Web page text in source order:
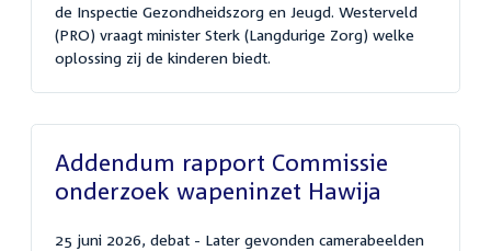
de Inspectie Gezondheidszorg en Jeugd. Westerveld
(PRO) vraagt minister Sterk (Langdurige Zorg) welke
oplossing zij de kinderen biedt.
Addendum rapport Commissie
onderzoek wapeninzet Hawija
25 juni 2026, debat - Later gevonden camerabeelden